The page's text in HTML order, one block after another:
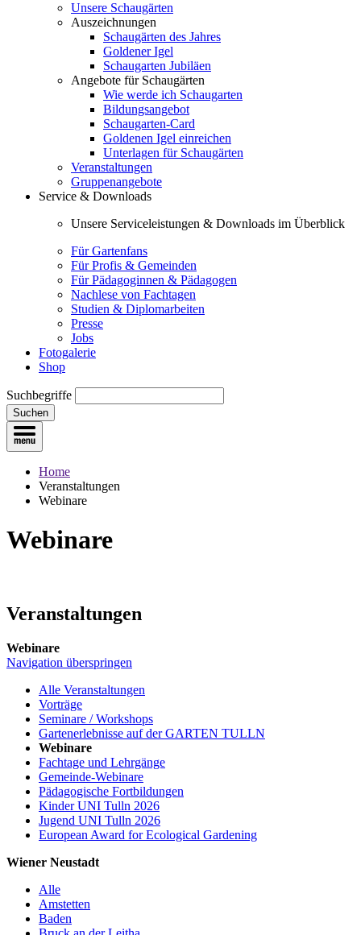
Unsere Schaugärten
Auszeichnungen
Schaugärten des Jahres
Goldener Igel
Schaugarten Jubiläen
Angebote für Schaugärten
Wie werde ich Schaugarten
Bildungsangebot
Schaugarten-Card
Goldenen Igel einreichen
Unterlagen für Schaugärten
Veranstaltungen
Gruppenangebote
Service & Downloads
Unsere Serviceleistungen & Downloads im Überblick
Für Gartenfans
Für Profis & Gemeinden
Für Pädagoginnen & Pädagogen
Nachlese von Fachtagen
Studien & Diplomarbeiten
Presse
Jobs
Fotogalerie
Shop
Suchbegriffe
Suchen
Home
Veranstaltungen
Webinare
Webinare
Veranstaltungen
Webinare
Navigation überspringen
Alle Veranstaltungen
Vorträge
Seminare / Workshops
Gartenerlebnisse auf der GARTEN TULLN
Webinare
Fachtage und Lehrgänge
Gemeinde-Webinare
Pädagogische Fortbildungen
Kinder UNI Tulln 2026
Jugend UNI Tulln 2026
European Award for Ecological Gardening
Wiener Neustadt
Alle
Amstetten
Baden